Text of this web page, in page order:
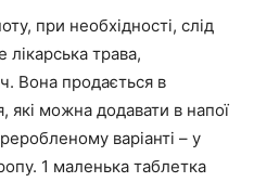
при необхідності, слід
лікарська трава,
Вона продається в
які можна додавати в напої
варіанті – у
1 маленька таблетка